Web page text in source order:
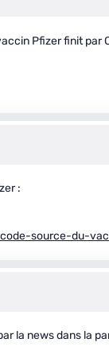
Pfizer finit par
:
source-du-
la news dans la